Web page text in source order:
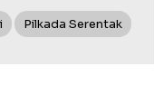
Pilkada Serentak